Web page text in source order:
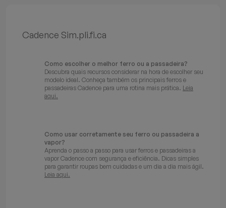
Cadence Sim.pli.fi.ca
Como escolher o melhor ferro ou a passadeira?
Descubra quais recursos considerar na hora de escolher seu
modelo ideal. Conheça também os principais ferros e
passadeiras Cadence para uma rotina mais prática. Leia
aqui.
Como usar corretamente seu ferro ou passadeira a
vapor?
Aprenda o passo a passo para usar ferros e passadeiras a
vapor Cadence com segurança e eficiência. Dicas simples
para garantir roupas bem cuidadas e um dia a dia mais ágil.
Leia aqui.